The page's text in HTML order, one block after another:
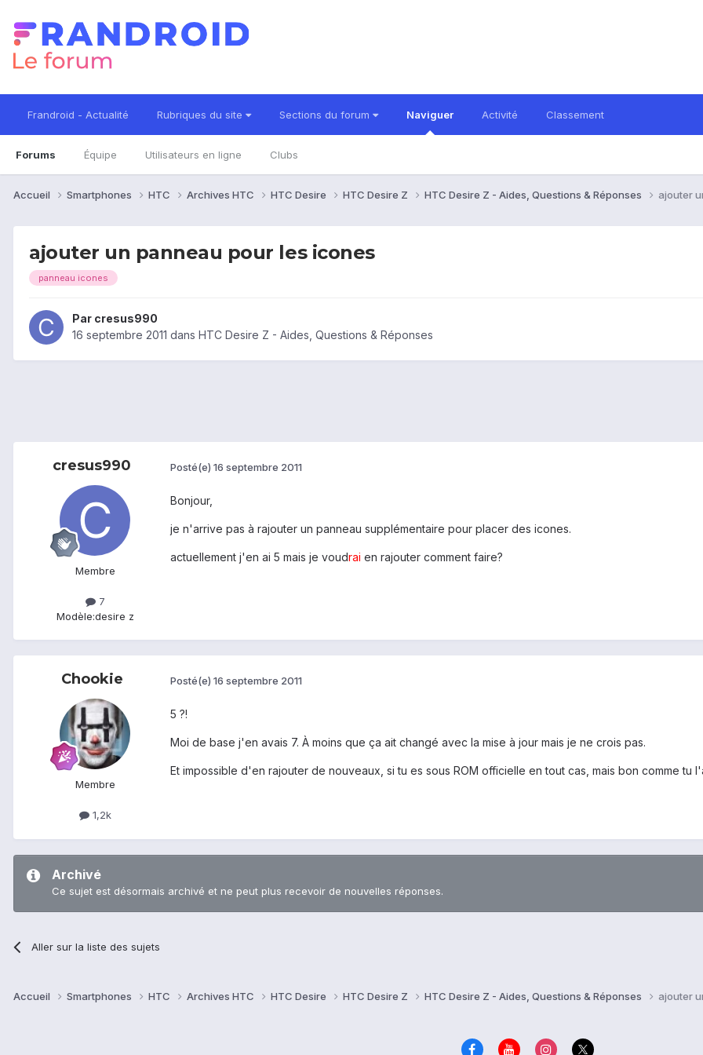
Frandroid - Actualité Rubriques du site Sections du forum Naviguer
Forums Équipe Utilisateurs en ligne Clubs
Activité Classement
Accueil Smartphones HTC Archives HTC HTC Desire HTC Desire Z HTC Desire Z - Aides, Questions & Réponses ajouter
ajouter un panneau pour les icones
panneau icones
Par cresus990
16 septembre 2011 dans HTC Desire Z - Aides, Questions & Réponses
cresus990
Membre
7
Modèle:desire z
Posté(e) 16 septembre 2011
Bonjour,
je n'arrive pas à rajouter un panneau supplémentaire pour placer des icones.
actuellement j'en ai 5 mais je voudrai en rajouter comment faire?
Chookie
Membre
1,2k
Posté(e) 16 septembre 2011
5 ?!
Moi de base j'en avais 7. À moins que ça ait changé avec la mise à jour mais je ne crois pas.
Et impossible d'en rajouter de nouveaux, si tu es sous ROM officielle en tout cas, mais bon comme tu
Archivé
Ce sujet est désormais archivé et ne peut plus recevoir de nouvelles réponses.
Aller sur la liste des sujets
Accueil Smartphones HTC Archives HTC HTC Desire HTC Desire Z HTC Desire Z - Aides, Questions & Réponses ajouter